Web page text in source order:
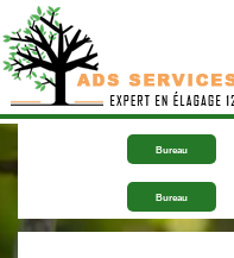
Bureau
Bureau